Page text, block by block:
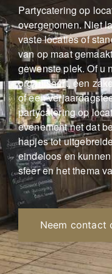
Partycatering op
overgenomen. Niet
vaste locaties of
van op maat
gewenste plek. Of u
organiseert, een
of een
partycatering op
evenement net dat
hapjes tot
eindeloos en
sfeer en het thema
Neem contact